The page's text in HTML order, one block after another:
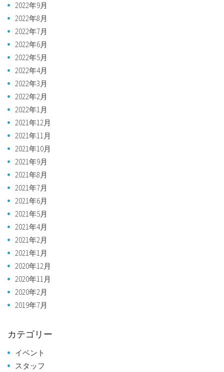
2022年9月
2022年8月
2022年7月
2022年6月
2022年5月
2022年4月
2022年3月
2022年2月
2022年1月
2021年12月
2021年11月
2021年10月
2021年9月
2021年8月
2021年7月
2021年6月
2021年5月
2021年4月
2021年2月
2021年1月
2020年12月
2020年11月
2020年2月
2019年7月
カテゴリー
イベント
スタッフ